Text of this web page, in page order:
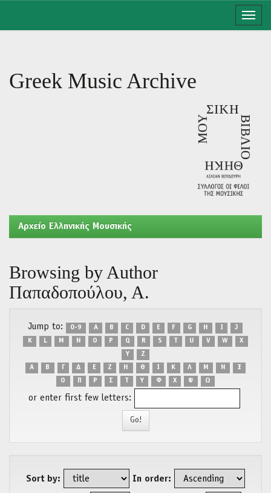
Greek Music Archive
Aρχείο Ελληνικής Μουσικής
Browsing by Author
Παπαδοπούλου, Α.
Jump to: 0-9 A B C D E F G H I
J
K
L M N O P Q R S T U V W
X
Y
Z
Α
Β Γ Δ Ε Ζ Η Θ Ι Κ Λ Μ Ν
Ξ
Ο
Π Ρ Σ Τ Υ Φ Χ Ψ Ω
or enter first few letters:
Sort by: In order: